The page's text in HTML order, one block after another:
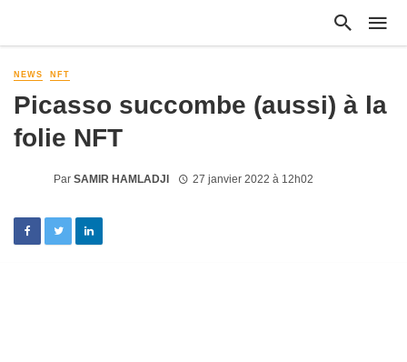
NEWS NFT
Picasso succombe (aussi) à la
folie NFT
Par SAMIR HAMLADJI 27 janvier 2022 à 12h02